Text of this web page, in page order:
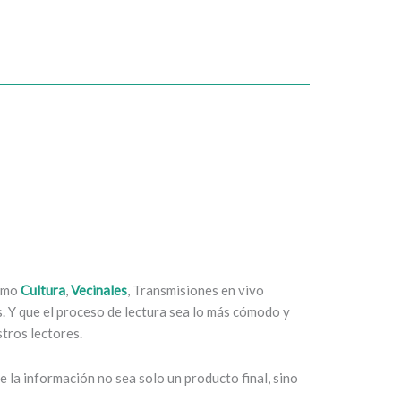
Cultura,Vecinales, Transmisiones en vivo
que el proceso de lectura sea lo más cómodo y
lectores.
la información no sea solo un producto final, sino